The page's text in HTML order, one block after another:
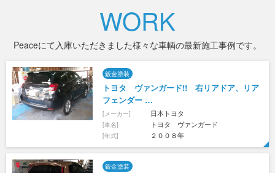
WORK
Peaceにて入庫いただきました様々な車輌の最新施工事例です。
鈑金塗装
トヨタ ヴァンガード!! 右リアドア、リア
フェンダー …
[メーカー] 日本トヨタ
[車名] トヨタ ヴァンガード
[年式] ２００８年
鈑金塗装